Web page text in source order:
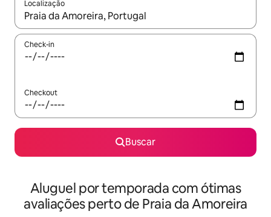
Localização
Quando os resultados estiverem disponíveis, explore-os
Check-in
Checkout
Buscar
Aluguel por temporada com ótimas
avaliações perto de Praia da Amoreira